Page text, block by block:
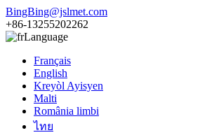
BingBing@jslmet.com
+86-13255202262
Language
Français
English
Kreyòl Ayisyen
Malti
România limbi
ไทย